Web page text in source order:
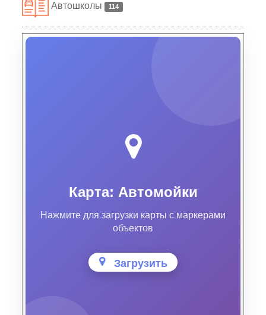
Автошколы 114
Карта: Автомойки
Нажмите для загрузки карты с маркерами
объектов
Загрузить